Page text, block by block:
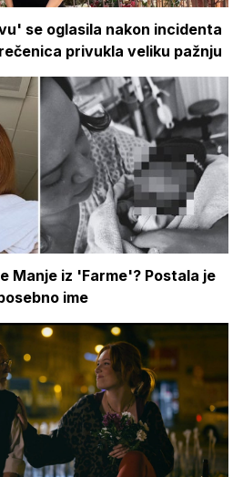
se oglasila nakon incidenta
privukla veliku pažnju
Manje iz 'Farme'? Postala je
ime